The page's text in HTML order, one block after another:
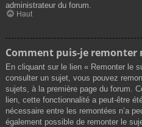
administrateur du forum.
Haut
Comment puis-je remonter
En cliquant sur le lien « Remonter le
consulter un sujet, vous pouvez
sujets, à la première page du forum.
lien, cette fonctionnalité a peut-être
nécessaire entre les remontées n’a
également possible de remonter le